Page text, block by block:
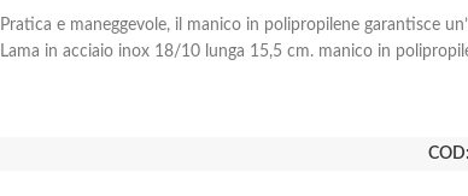
Pratica e maneggevole, il manico in polipropilene garantisce
Lama in acciaio inox 18/10 lunga 15,5 cm. manico in
COD: